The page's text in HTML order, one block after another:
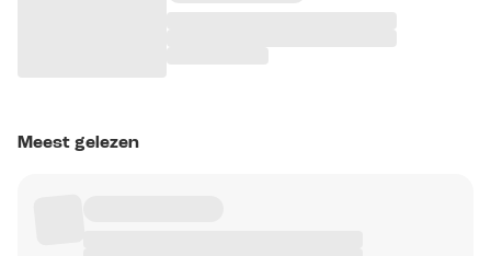
Meest gelezen